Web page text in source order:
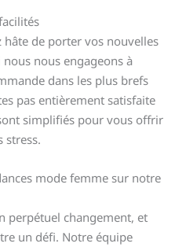
hâte de porter vos nouvelles
nous engageons à
dans les plus brefs
pas entièrement satisfaite
simplifiés pour vous offrir
stress.
mode femme sur notre
perpétuel changement, et
un défi. Notre équipe